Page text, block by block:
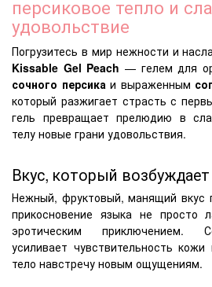
персиковое тепло и
удовольствие
Погрузитесь в мир нежности и
Kissable Gel Peach — гелем для
сочного персикаи выраженным
который разжигает страсть с
гель превращает прелюдию в
телу новые грани удовольствия.
Вкус, который возбуждает
Нежный, фруктовый, манящий вкус
прикосновение языка не просто
эротическим приключением.
усиливает чувствительность
тело навстречу новым ощущениям.